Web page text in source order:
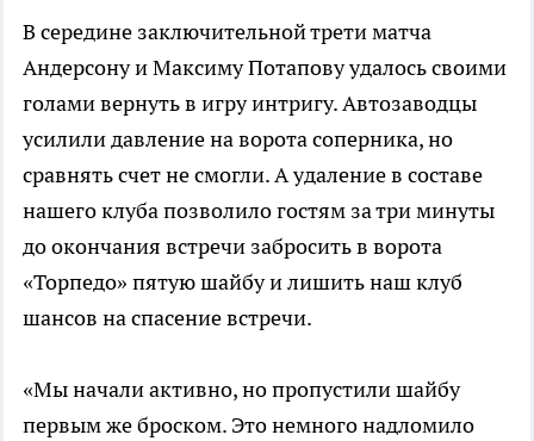
В середине заключительной трети матча
Андерсону и Максиму Потапову удалось своими
голами вернуть в игру интригу. Автозаводцы
усилили давление на ворота соперника, но
сравнять счет не смогли. А удаление в составе
нашего клуба позволило гостям за три минуты
до окончания встречи забросить в ворота
«Торпедо» пятую шайбу и лишить наш клуб
шансов на спасение встречи.
«Мы начали активно, но пропустили шайбу
первым же броском. Это немного надломило